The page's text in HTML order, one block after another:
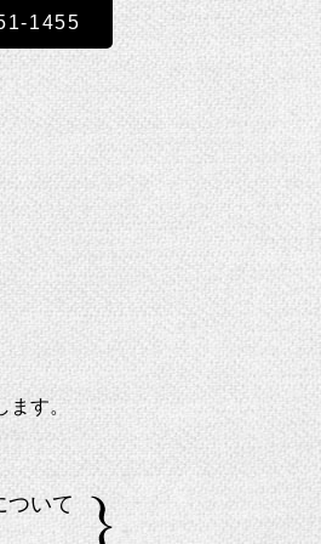
ます。
1455
ついて